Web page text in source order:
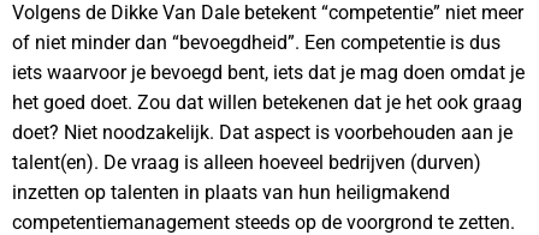
Volgens de Dikke Van Dale betekent “competentie” niet meer
of niet minder dan “bevoegdheid”. Een competentie is dus
iets waarvoor je bevoegd bent, iets dat je mag doen omdat je
het goed doet. Zou dat willen betekenen dat je het ook graag
doet? Niet noodzakelijk. Dat aspect is voorbehouden aan je
talent(en). De vraag is alleen hoeveel bedrijven (durven)
inzetten op talenten in plaats van hun heiligmakend
competentiemanagement steeds op de voorgrond te zetten.